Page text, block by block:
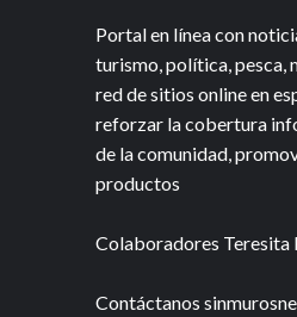
Portal en línea con
turismo, política, pesca,
red de sitios online en
reforzar la cobertura
de la comunidad,
productos
Colaboradores Teresita
Contáctanos